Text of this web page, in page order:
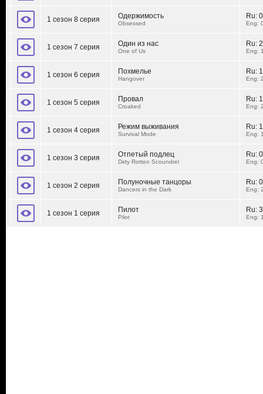
1 сезон 8 серия Одержимость
Obsessed
Ru:
Eng:
1 сезон 7 серия Один из нас
One of Us
Ru:
Eng:
1 сезон 6 серия Похмелье
Hangover
Ru:
Eng:
1 сезон 5 серия Провал
Croaked
Ru:
Eng:
1 сезон 4 серия Режим выживания
Survival Mode
Ru:
Eng:
1 сезон 3 серия Отпетый подлец
Dirty Rotten Scoundrel
Ru:
Eng:
1 сезон 2 серия Полуночные танцоры
Dancers in the Dark
Ru:
Eng:
1 сезон 1 серия Пилот
Pilot
Ru:
Eng: